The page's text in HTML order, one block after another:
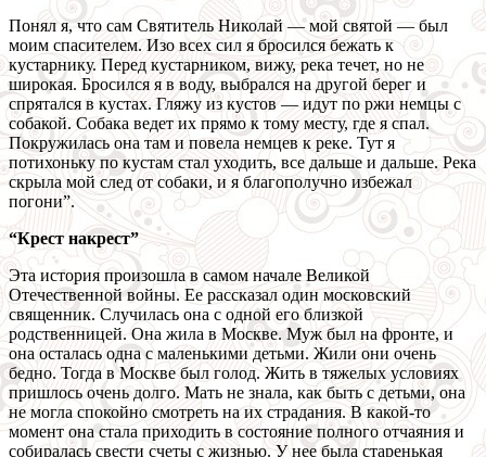
Понял я, что сам Святитель Николай — мой святой — был
моим спасителем. Изо всех сил я бросился бежать к
кустарнику. Перед кустарником, вижу, река течет, но не
широкая. Бросился я в воду, выбрался на другой берег и
спрятался в кустах. Гляжу из кустов — идут по ржи немцы с
собакой. Собака ведет их прямо к тому месту, где я спал.
Покружилась она там и повела немцев к реке. Тут я
потихоньку по кустам стал уходить, все дальше и дальше. Река
скрыла мой след от собаки, и я благополучно избежал
погони”.
“Крест накрест”
Эта история произошла в самом начале Великой
Отечественной войны. Ее рассказал один московский
священник. Случилась она с одной его близкой
родственницей. Она жила в Москве. Муж был на фронте, и
она осталась одна с маленькими детьми. Жили они очень
бедно. Тогда в Москве был голод. Жить в тяжелых условиях
пришлось очень долго. Мать не знала, как быть с детьми, она
не могла спокойно смотреть на их страдания. В какой-то
момент она стала приходить в состояние полного отчаяния и
собиралась свести счеты с жизнью. У нее была старенькая